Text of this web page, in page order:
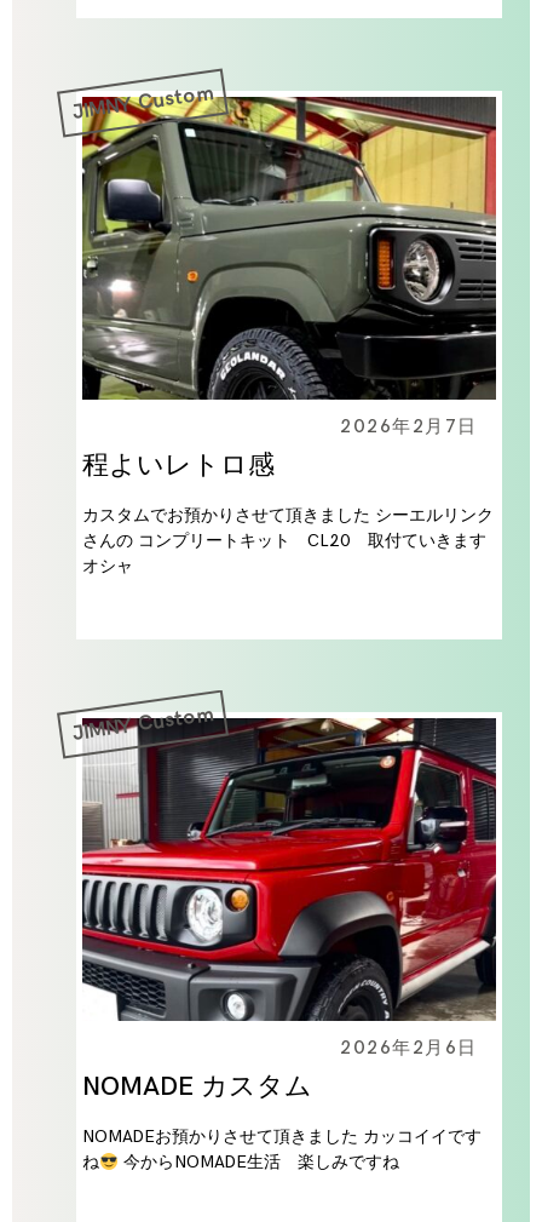
2026年2月7日
程よいレトロ感
カスタムでお預かりさせて頂きました シーエルリンク
さんの コンプリートキット CL20 取付ていきます
オシャ
JIMNY Custom
2026年2月6日
NOMADE カスタム
NOMADEお預かりさせて頂きました カッコイイです
ね
今からNOMADE生活 楽しみですね
JIMNY Custom